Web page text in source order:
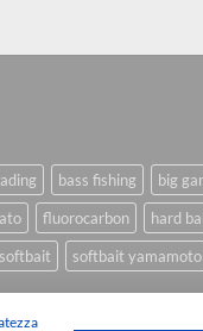
bass fishing big
fluorocarbon hard
softbait softbait yamamoto